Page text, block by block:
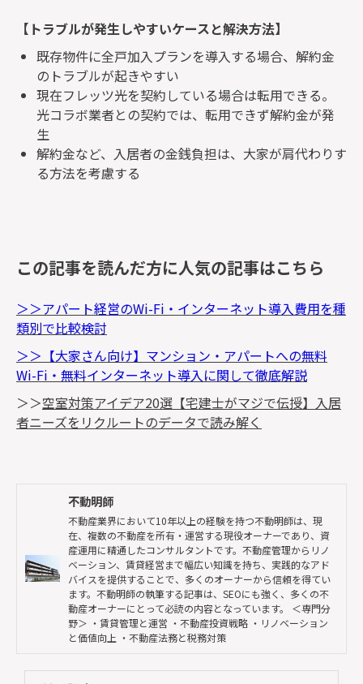
【トラブルが発生しやすいケースと解決方法】
既存物件に全戸加入プランを導入する場合、解約金
のトラブルが起きやすい
現在フレッツ光を契約している場合は転用できる。
光コラボ業者との契約では、転用できず解約金が発
生
解約金など、入居者の金銭負担は、大家が肩代わりす
る方法を考慮する
この記事を読んだ方に人気の記事はこちら
＞＞アパート経営のWi-Fi・インターネット導入費用を種
類別で比較検討
＞＞【大家さん向け】マンション・アパートへの無料
Wi-Fi・無料インターネット導入に関して徹底解説
＞＞空室対策アイデア20選【宅建士がマジで伝授】入居
者ニーズをリクルートのデータで読み解く
不動明師
不動産業界において10年以上の経験を持つ不動明師は、現
在、複数の不動産を所有・運営する現役オーナーであり、資
産運用に精通したコンサルタントです。不動産管理からリノ
ベーション、賃貸経営まで幅広い知識を持ち、実践的なアド
バイスを提供することで、多くのオーナーから信頼を得てい
ます。不動明師の執筆する記事は、SEOにも強く、多くの不
動産オーナーにとって必読の内容となっています。 ＜専門分
野＞ ・賃貸管理と運営 ・不動産投資戦略 ・リノベーション
と価値向上 ・不動産法務と税務対策